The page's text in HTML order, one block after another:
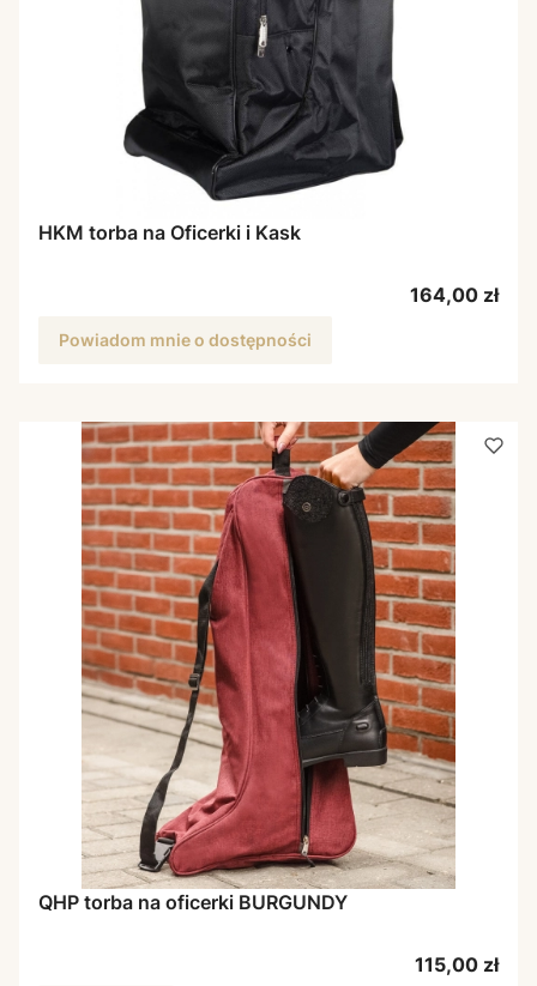
HKM torba na Oficerki i Kask
Cena
164,00 zł
Powiadom mnie o dostępności
QHP torba na oficerki BURGUNDY
Cena
115,00 zł